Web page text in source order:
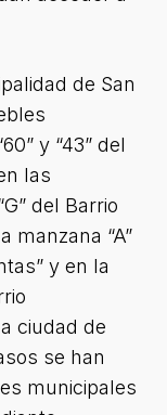
de San
y “43” del
las
del Barrio
manzana “A”
y en la
ciudad de
se han
municipales